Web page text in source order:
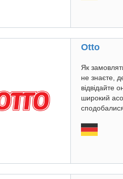
Otto
Як
не знаєте,
відвідайте
широкий